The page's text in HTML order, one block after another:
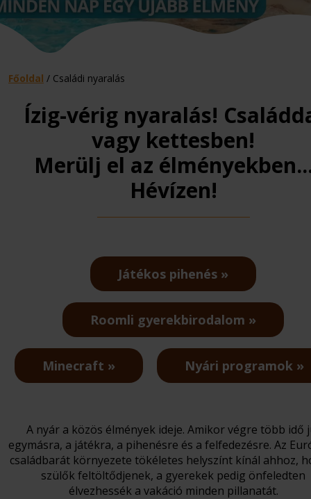
Főoldal / Családi nyaralás
Ízig-vérig nyaralás!
vagy kettesben!
Merülj el az
Hévízen!
Játékos pihenés
Roomli gyerekbirodalom
Minecraft Nyári programok
A nyár a közös élmények ideje. Amikor végre több idő
egymásra, a játékra, a pihenésre és a felfedezésre. Az
családbarát környezete tökéletes helyszínt kínál ahhoz,
szülők feltöltődjenek, a gyerekek pedig önfeledten
élvezhessék a vakáció minden pillanatát.